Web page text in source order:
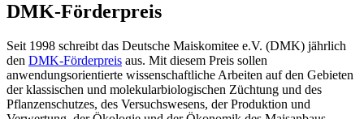
DMK-Förderpreis
Seit 1998 schreibt das Deutsche Maiskomitee e.V. (DMK) jährlich
den DMK-Förderpreis aus. Mit diesem Preis sollen
anwendungsorientierte wissenschaftliche Arbeiten auf den Gebieten
der klassischen und molekularbiologischen Züchtung und des
Pflanzenschutzes, des Versuchswesens, der Produktion und